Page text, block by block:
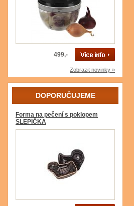
499,-
Zobrazit novinky »
DOPORUČUJEME
Forma na pečení s poklopem
SLEPIČKA